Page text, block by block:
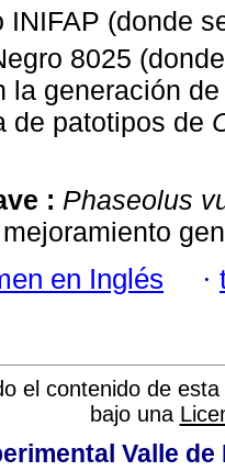
INIFAP (donde
8025
la generación
de patotipos de
: Phaseolus
en Inglés ·
el contenido de
bajo una
Valle